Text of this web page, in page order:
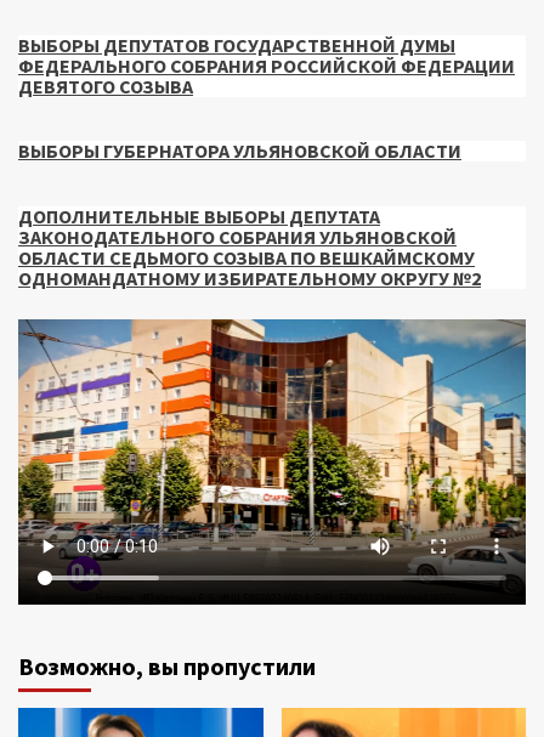
ВЫБОРЫ ДЕПУТАТОВ ГОСУДАРСТВЕННОЙ ДУМЫ
ФЕДЕРАЛЬНОГО СОБРАНИЯ РОССИЙСКОЙ ФЕДЕРАЦИИ
ДЕВЯТОГО СОЗЫВА
ВЫБОРЫ ГУБЕРНАТОРА УЛЬЯНОВСКОЙ ОБЛАСТИ
ДОПОЛНИТЕЛЬНЫЕ ВЫБОРЫ ДЕПУТАТА
ЗАКОНОДАТЕЛЬНОГО СОБРАНИЯ УЛЬЯНОВСКОЙ
ОБЛАСТИ СЕДЬМОГО СОЗЫВА ПО ВЕШКАЙМСКОМУ
ОДНОМАНДАТНОМУ ИЗБИРАТЕЛЬНОМУ ОКРУГУ №2
Возможно, вы пропустили